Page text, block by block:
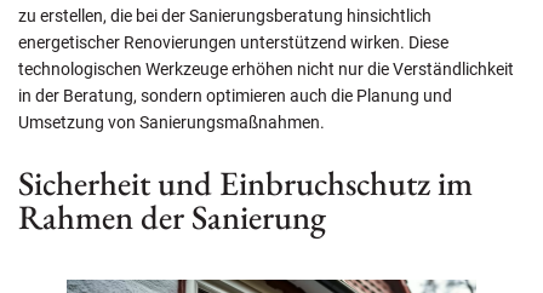
zu erstellen, die bei der Sanierungsberatung hinsichtlich
energetischer Renovierungen unterstützend wirken. Diese
technologischen Werkzeuge erhöhen nicht nur die Verständlichkeit
in der Beratung, sondern optimieren auch die Planung und
Umsetzung von Sanierungsmaßnahmen.
Sicherheit und Einbruchschutz im
Rahmen der Sanierung